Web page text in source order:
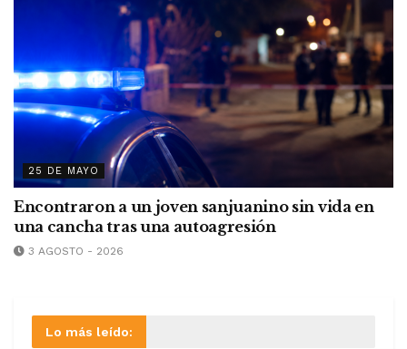
25 DE MAYO
Encontraron a un joven sanjuanino sin vida en
una cancha tras una autoagresión
3 AGOSTO - 2026
Lo más leído: